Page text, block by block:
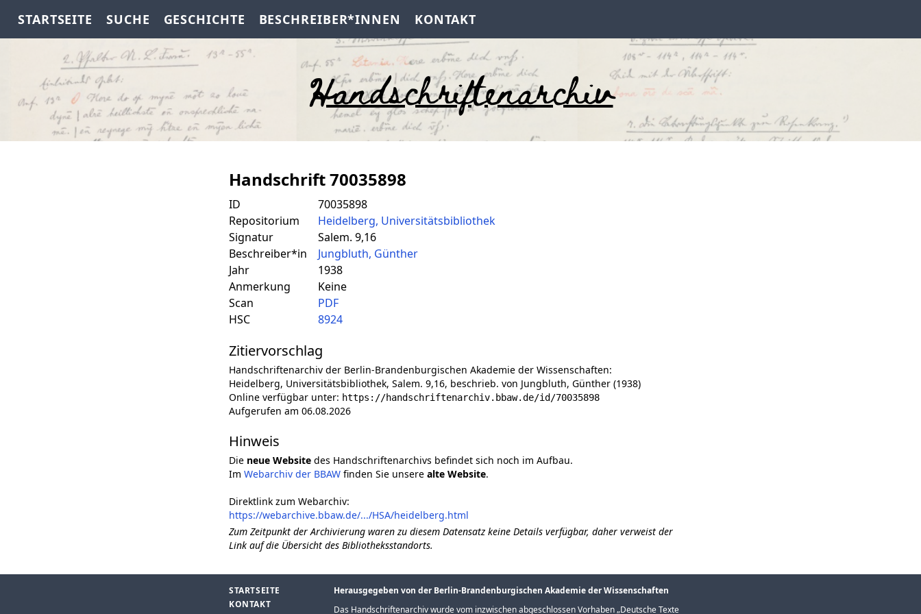
STARTSEITE SUCHE GESCHICHTE BESCHREIBER*INNEN KONTAKT
Handschriftenarchiv
Handschrift 70035898
ID
70035898
Repositorium
Heidelberg, Universitätsbibliothek
Signatur
Salem. 9,16
Beschreiber*in
Jungbluth, Günther
Jahr
1938
Anmerkung
Keine
Scan
PDF
HSC
8924
Zitiervorschlag
Handschriftenarchiv der Berlin-Brandenburgischen Akademie der Wissenschaften:
Heidelberg, Universitätsbibliothek, Salem. 9,16, beschrieb. von Jungbluth, Günther (1938)
Online verfügbar unter: https://handschriftenarchiv.bbaw.de/id/70035898
Aufgerufen am 06.08.2026
Hinweis
Die neue Website des Handschriftenarchivs befindet sich noch im Aufbau.
Im Webarchiv der BBAW finden Sie unsere alte Website.
Direktlink zum Webarchiv:
https://webarchive.bbaw.de/.../HSA/heidelberg.html
Zum Zeitpunkt der Archivierung waren zu diesem Datensatz keine Details verfügbar, daher verweist der
Link auf die Übersicht des Bibliotheksstandorts.
STARTSEITE
KONTAKT
Herausgegeben von der Berlin-Brandenburgischen Akademie der Wissenschaften
Das Handschriftenarchiv wurde vom inzwischen abgeschlossen Vorhaben „Deutsche Texte